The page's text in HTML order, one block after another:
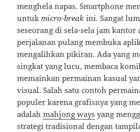
menghela napas. Smartphone
untukmicro-break ini. Sangat
seseorang di sela-sela jam kantor
perjalanan pulang membuka
mengalihkan pikiran. Ada yang
singkat yang lucu, membaca
memainkan permainan kasual
visual. Salah satu contoh
populer karena grafisnya yang
adalahmahjong ways yang
strategi tradisional dengan